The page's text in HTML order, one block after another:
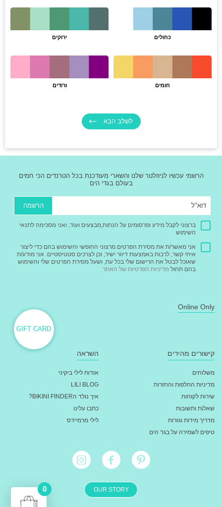
כחולים ירוקים
חומים ורודים
לשלב הבא
הרשמי עכשיו לניוזלטר שלנו והשארי מעודכנת בכל הטרנדים הכי חמים
בעולם בגדי הים
הרשמה
ברצוני לקבל מידע ופרסומים על הנחות,מבצעים ועוד, ואני מסכימה לתנאי
השימוש
אני מאשר/ת את מסירת הפרטים מרצוני החופשי והשימוש בהם כדי ליצור
איתי קשר, לרבות באמצעות דיוור ישיר, וכן לצרכים סטטיסטיים. אני מודע/ת
שאוכל לבטל את הרישום שלי בכל עת, ושעל מסירת הפרטים שלי והשימוש
בהם תחול מדיניות הפרטיות של האתר
Online Only
GIFT CARD
קישורים מהירים
משלוחים
מדיניות החלפות והחזרות
שירות לקוחות
שאלות ותשובות
מדריך מידות וגזרות
טיפים לשמירה על בגד הים
השראה
אודות לילי ביקיני
LILI BLOG
איך נולד הBIKINI FINDER?
כתבו עלינו
לילי מרמיידס
OUR STORY
0
מעבר לתשלום - ₪